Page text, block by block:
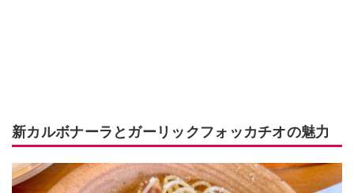
新カルボナーラとガーリックフォッカチオの魅力